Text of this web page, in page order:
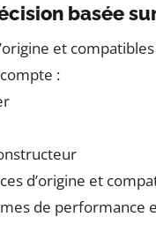
basée
et
:
d’origine et
de performance